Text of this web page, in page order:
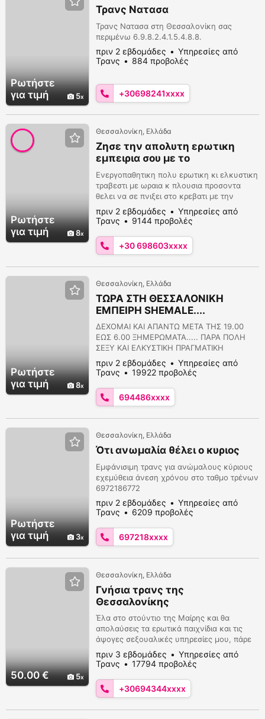
Ρωτήστε
για τιμή
5
Τρανς Νατασα
Τρανς Νατασα στη Θεσσαλονίκη σας
περιμένω 6.9.8.2.4.1.5.4.8.8.
πριν 2 εβδομάδες
Υπηρεσίες από
Τρανς
884 προβολές
+30698241xxxx
Ρωτήστε
για τιμή
8
Θεσσαλονίκη, Ελλάδα
Ζησε την απολυτη ερωτικη
εμπειρια σου με το
τραβελοπουτανο Ζιζελ!!!
Ενεργοπαθητικη πολυ ερωτικη κι ελκυστικη
τραβεστι με ωραια κ πλουσια προσοντα
θελει να σε πνιξει στο κρεβατι με την
ψωλαρα της και να αλληλοξεσκιστειτε!!!
Σφιχτο κωλαρακι που κατα την διείσδυση ο
πουτσος σου καυλωνει ακομη
περισσοτερο...Μην αργεις ελα και δε θα
χασεις!6986034624 & 6908404444 βαιμπερ
πριν 2 εβδομάδες
Υπηρεσίες από
Τρανς
9144 προβολές
+30 698603xxxx
Ρωτήστε
για τιμή
8
Θεσσαλονίκη, Ελλάδα
ΤΩΡΑ ΣΤΗ ΘΕΣΣΑΛΟΝΙΚΗ
ΕΜΠΕΙΡΗ SHEMALE....
ΔΕΧΟΜΑΙ ΚΑΙ ΑΠΑΝΤΩ ΜΕΤΑ ΤΗΣ 19.00
ΕΩΣ 6.00 ΞΗΜΕΡΩΜΑΤΑ..... ΠΑΡΑ ΠΟΛΗ
ΣΕΞΥ ΚΑΙ ΕΛΚΥΣΤΙΚΗ ΠΡΑΓΜΑΤΙΚΗ
SHEMALE . ΟΛΕΣ ΟΙ ΕΡΩΤΙΚΕΣ ΥΠΗΡΕΣΙΕΣ .
ΑΝΕΣΗ ΧΡΟΝΟΣ ΠΟΛΥΤΕΛΕΙΑ..... TEΛΕΙΕΣ
ΑΘΛΗΤΙΚΕΣ ΑΝΑΛΟΓΙΕΣ ΥΨΟΣ 1.76
ΣΤΗΘΟΣ 102 ΜΕΣΗ 77 ΠΕΡΙΦΕΡΕΙΑ 100
ΕΝΕΡΓΗΤΙΚΗ ΠΑΘΗΤΙΚΗ ΟΛΕΣ ΟΙ ΕΡΩΤΙΚΕΣ
πριν 2 εβδομάδες
Υπηρεσίες από
Τρανς
19922 προβολές
694486xxxx
Ρωτήστε
για τιμή
3
Θεσσαλονίκη, Ελλάδα
Ότι ανωμαλία θέλει ο κυριος
Εμφάνισιμη τρανς για ανώμαλους κύριους
εχεμύθεια άνεση χρόνου στο ταθμο τρένων
6972186772
πριν 2 εβδομάδες
Υπηρεσίες από
Τρανς
6209 προβολές
697218xxxx
50.00 € 5
Θεσσαλονίκη, Ελλάδα
Γνήσια τρανς της
Θεσσαλονίκης
Έλα στο στούντιο της Μαίρης και θα
απολαύσεις τα ερωτικά παιχνίδια και τις
άψογες σεξουαλικές υπηρεσίες μου, πάρε
στο 6943445320
πριν 3 εβδομάδες
Υπηρεσίες από
Τρανς
17794 προβολές
+30694344xxxx